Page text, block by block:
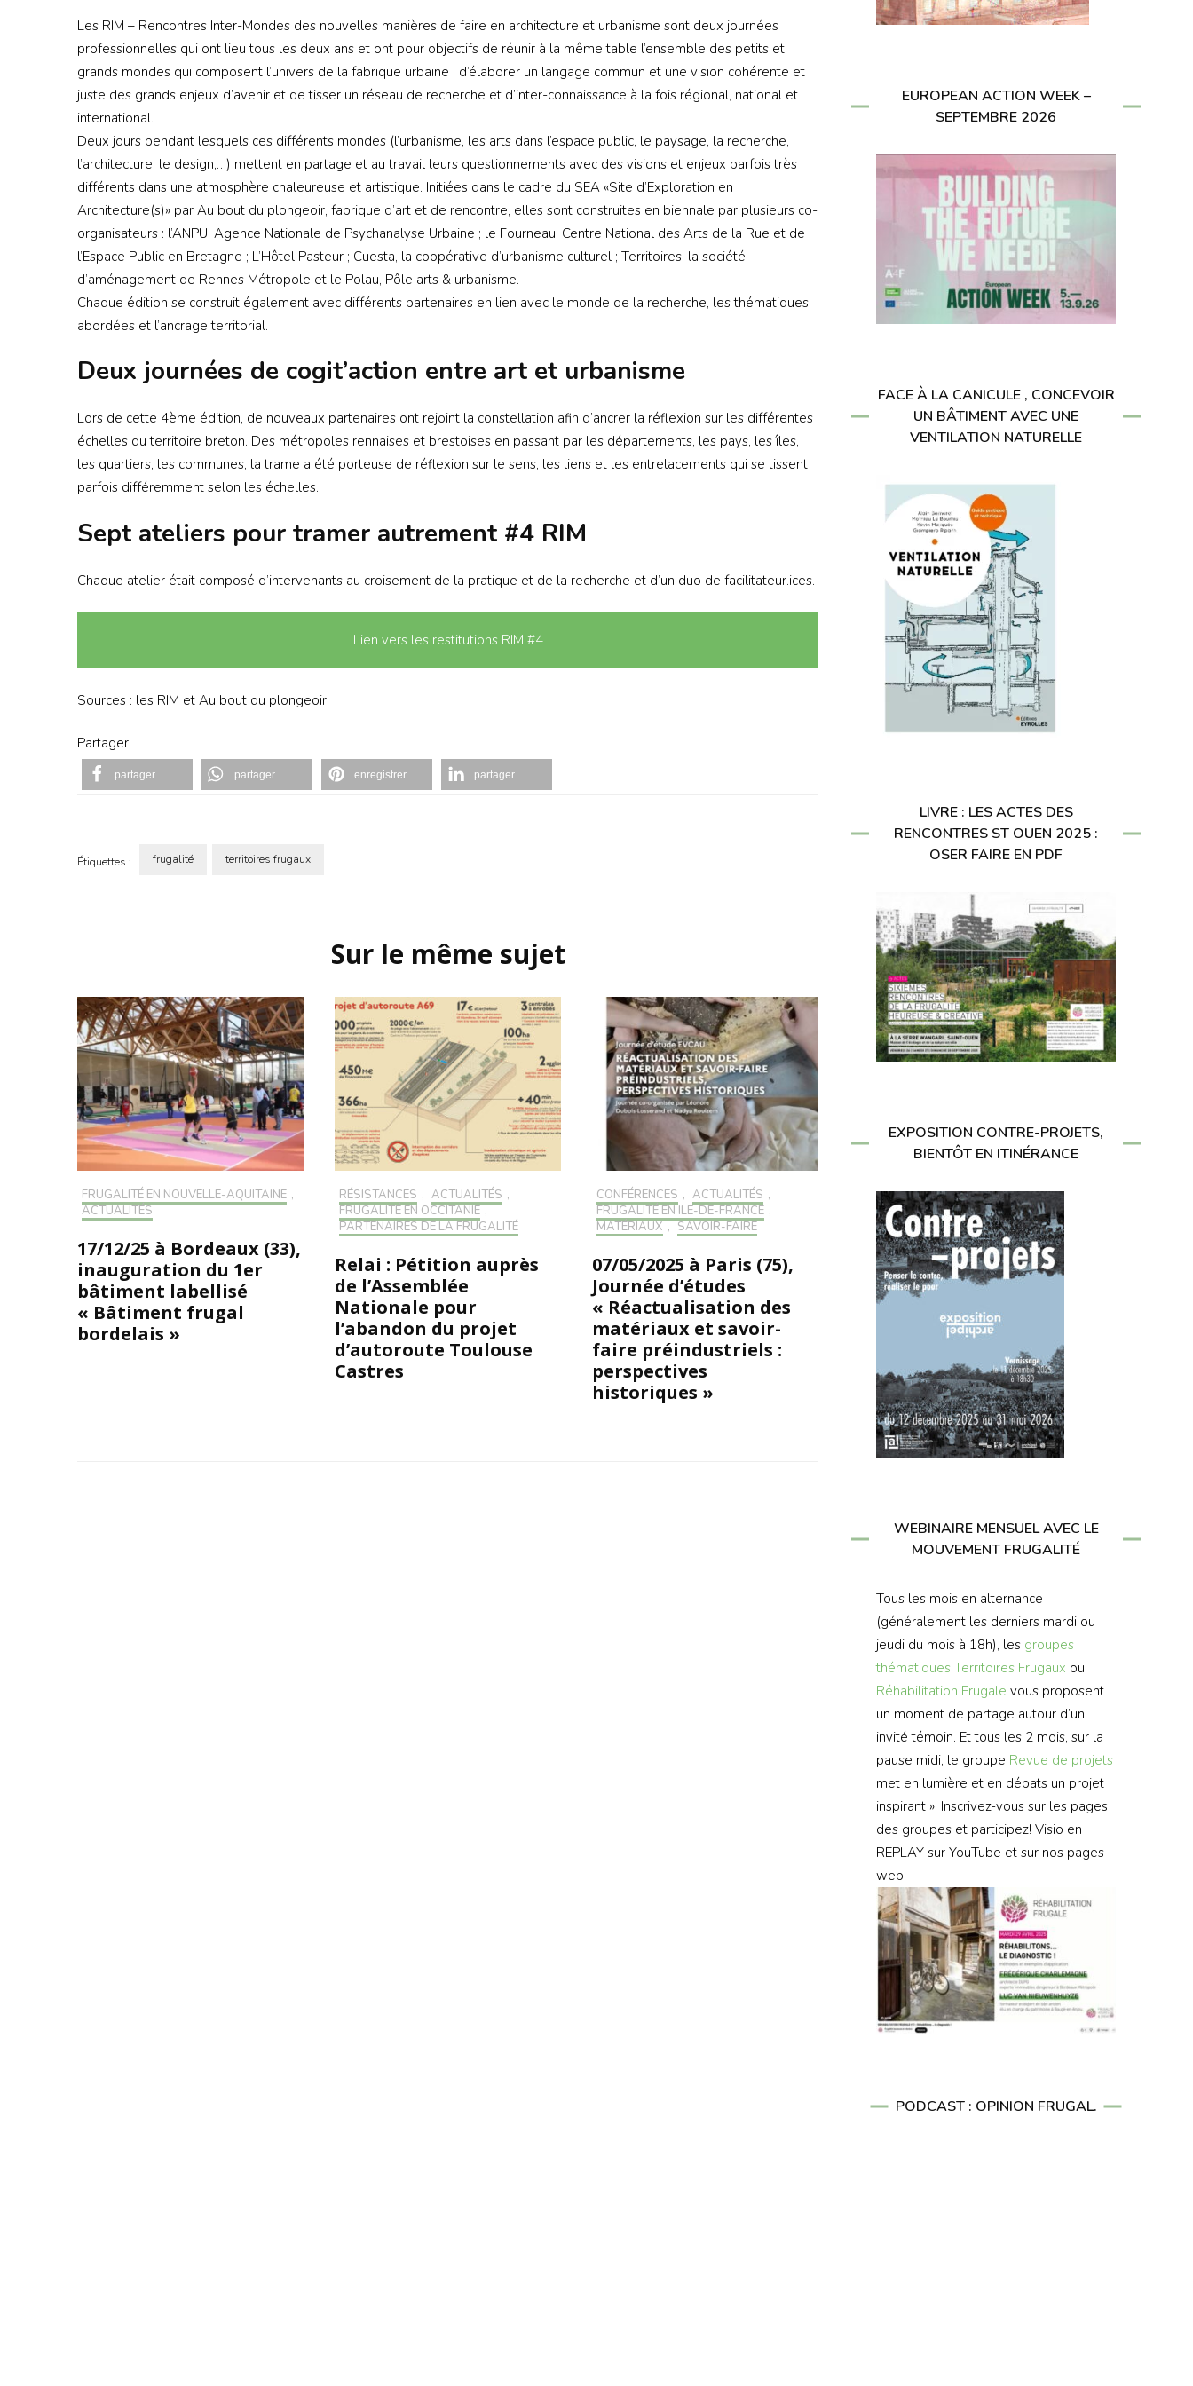
Les RIM – Rencontres Inter-Mondes des nouvelles manières de faire en architecture et urbanisme sont deux journées
professionnelles qui ont lieu tous les deux ans et ont pour objectifs de réunir à la même table l’ensemble des petits et
grands mondes qui composent l’univers de la fabrique urbaine ; d’élaborer un langage commun et une vision cohérente et
juste des grands enjeux d’avenir et de tisser un réseau de recherche et d’inter-connaissance à la fois régional, national et
international.
Deux jours pendant lesquels ces différents mondes (l’urbanisme, les arts dans l’espace public, le paysage, la recherche,
l’architecture, le design,…) mettent en partage et au travail leurs questionnements avec des visions et enjeux parfois très
différents dans une atmosphère chaleureuse et artistique. Initiées dans le cadre du SEA «Site d’Exploration en
Architecture(s)» par Au bout du plongeoir, fabrique d’art et de rencontre, elles sont construites en biennale par plusieurs co-
organisateurs : l’ANPU, Agence Nationale de Psychanalyse Urbaine ; le Fourneau, Centre National des Arts de la Rue et de
l’Espace Public en Bretagne ; L’Hôtel Pasteur ; Cuesta, la coopérative d’urbanisme culturel ; Territoires, la société
d’aménagement de Rennes Métropole et le Polau, Pôle arts & urbanisme.
Chaque édition se construit également avec différents partenaires en lien avec le monde de la recherche, les thématiques
abordées et l’ancrage territorial.
Deux journées de cogit’action entre art et urbanisme
Lors de cette 4ème édition, de nouveaux partenaires ont rejoint la constellation afin d’ancrer la réflexion sur les différentes
échelles du territoire breton. Des métropoles rennaises et brestoises en passant par les départements, les pays, les îles,
les quartiers, les communes, la trame a été porteuse de réflexion sur le sens, les liens et les entrelacements qui se tissent
parfois différemment selon les échelles.
Sept ateliers pour tramer autrement #4 RIM
Chaque atelier était composé d’intervenants au croisement de la pratique et de la recherche et d’un duo de facilitateur.ices.
Lien vers les restitutions RIM #4
Sources : les RIM et Au bout du plongeoir
Partager
partager partager enregistrer partager
Étiquettes : frugalité territoires frugaux
Sur le même sujet
FRUGALITÉ EN NOUVELLE-AQUITAINE ,
ACTUALITÉS
17/12/25 à Bordeaux (33),
inauguration du 1er
bâtiment labellisé
« Bâtiment frugal
bordelais »
RÉSISTANCES , ACTUALITÉS ,
FRUGALITÉ EN OCCITANIE ,
PARTENAIRES DE LA FRUGALITÉ
Relai : Pétition auprès
de l’Assemblée
Nationale pour
l’abandon du projet
d’autoroute Toulouse
Castres
CONFÉRENCES , ACTUALITÉS ,
FRUGALITÉ EN ILE-DE-FRANCE ,
MATÉRIAUX , SAVOIR-FAIRE
07/05/2025 à Paris (75),
Journée d’études
« Réactualisation des
matériaux et savoir-
faire préindustriels :
perspectives
historiques »
EUROPEAN ACTION WEEK –
SEPTEMBRE 2026
FACE À LA CANICULE , CONCEVOIR
UN BÂTIMENT AVEC UNE
VENTILATION NATURELLE
LIVRE : LES ACTES DES
RENCONTRES ST OUEN 2025 :
OSER FAIRE EN PDF
EXPOSITION CONTRE-PROJETS,
BIENTÔT EN ITINÉRANCE
WEBINAIRE MENSUEL AVEC LE
MOUVEMENT FRUGALITÉ
Tous les mois en alternance
(généralement les derniers mardi ou
jeudi du mois à 18h), les groupes
thématiques Territoires Frugaux ou
Réhabilitation Frugale vous proposent
un moment de partage autour d’un
invité témoin. Et tous les 2 mois, sur la
pause midi, le groupe Revue de projets
met en lumière et en débats un projet
inspirant ». Inscrivez-vous sur les pages
des groupes et participez! Visio en
REPLAY sur YouTube et sur nos pages
web.
PODCAST : OPINION FRUGAL.